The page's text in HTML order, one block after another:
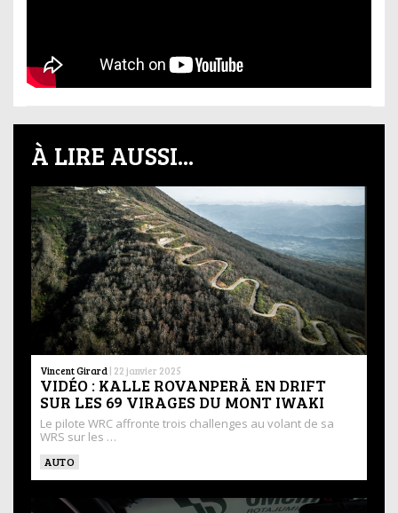
À LIRE AUSSI...
Vincent Girard | 22 janvier 2025
VIDÉO : KALLE ROVANPERÄ EN DRIFT
SUR LES 69 VIRAGES DU MONT IWAKI
Le pilote WRC affronte trois challenges au volant de sa
WRS sur les …
AUTO